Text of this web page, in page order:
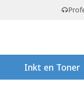
Inkt en Toner